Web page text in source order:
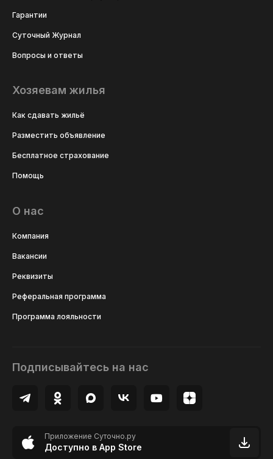
Гарантии
Суточный Журнал
Вопросы и ответы
Хозяевам жилья
Как сдавать жильё
Разместить объявление
Бесплатное страхование
Помощь
О нас
Компания
Вакансии
Реквизиты
Реферальная программа
Программа лояльности
Подписывайтесь на нас
Приложение Суточно.ру
Доступно в App Store